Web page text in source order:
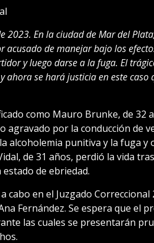
2023. En la ciudad de Mar del
acusado de manejar bajo los
y luego darse a la fuga. El
ahora se hará justicia en este caso
como Mauro Brunke, de 32
agravado por la conducción de
alcoholemia punitiva y la fuga y
de 31 años, perdió la vida
de ebriedad.
cabo en el Juzgado
Fernández. Se espera que el
las cuales se presentarán